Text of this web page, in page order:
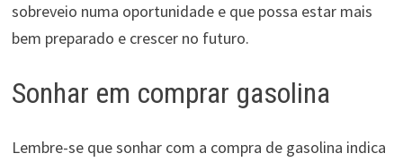
sobreveio numa oportunidade e que possa estar mais
bem preparado e crescer no futuro.
Sonhar em comprar gasolina
Lembre-se que sonhar com a compra de gasolina indica